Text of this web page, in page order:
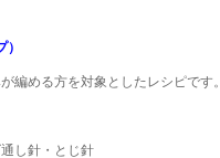
める方を対象としたレシピです。
し針・とじ針